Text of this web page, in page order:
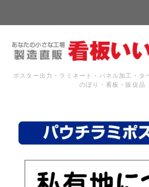
ポスター出力・ラミネート・パネル加工・タ
のぼり・看板・販促品